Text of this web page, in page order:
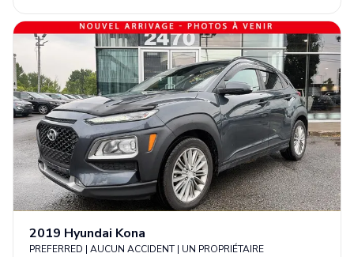
2019 Hyundai Kona
PREFERRED | AUCUN ACCIDENT | UN PROPRIÉTAIRE